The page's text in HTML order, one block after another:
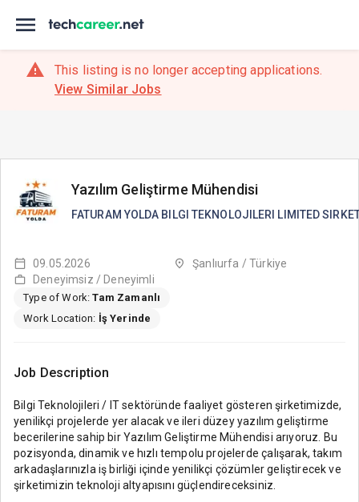
This listing is no longer accepting applications.
View Similar Jobs
Yazılım Geliştirme Mühendisi
FATURAM YOLDA BILGI TEKNOLOJILERI LIMITED
09.05.2026
Şanlıurfa / Türkiye
Deneyimsiz / Deneyimli
Type of Work:Tam Zamanlı
Work Location: İş Yerinde
Job Description
Bilgi Teknolojileri / IT sektöründe faaliyet gösteren şirketimizde,
yenilikçi projelerde yer alacak ve ileri düzey yazılım geliştirme
becerilerine sahip bir Yazılım Geliştirme Mühendisi arıyoruz. Bu
pozisyonda, dinamik ve hızlı tempolu projelerde çalışarak, takım
arkadaşlarınızla iş birliği içinde yenilikçi çözümler geliştirecek ve
şirketimizin teknoloji altyapısını güçlendireceksiniz.